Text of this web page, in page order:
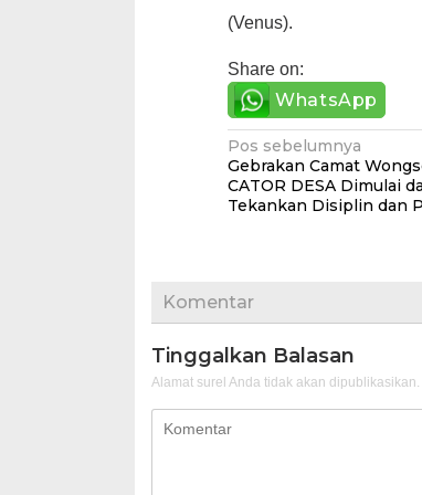
(Venus).
Share on:
WhatsApp
Navigasi
pos
Pos sebelumnya
Gebrakan Camat
CATOR DESA Dimulai
Tekankan Disiplin dan
Komentar
Tinggalkan Balasan
Alamat surel Anda tidak akan dipublikasikan.